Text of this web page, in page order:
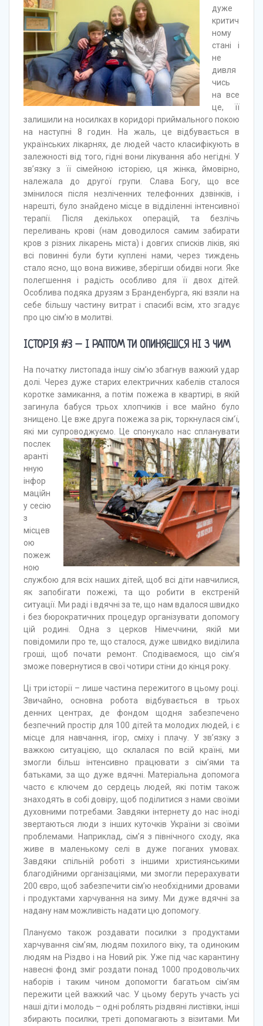
дуже
критич
ному
стані і
не
дивля
чись
на все
це, її
залишили на носилках в коридорі приймального покою
на наступні 8 годин. На жаль, це відбувається в
українських лікарнях, де людей часто класифікують в
залежності від того, гідні вони лікування або негідні. У
зв’язку з її сімейною історією, ця жінка, ймовірно,
належала до другої групи. Слава Богу, що все
змінилося після незліченних телефонних дзвінків, і
нарешті, було знайдено місце в відділенні інтенсивної
терапії. Після декількох операцій, та безлічь
переливань крові (нам доводилося самим забирати
кров з різних лікарень міста) і довгих списків ліків, які
всі повинні були бути куплені нами, через тиждень
стало ясно, що вона виживе, зберігши обидві ноги. Яке
полегшення і радість особливо для її двох дітей.
Особлива подяка друзям з Бранденбурга, які взяли на
себе більшу частину витрат і спасибі всім, хто згадує
про цю сім’ю в молитві.
ІСТОРІЯ #3 – І РАПТОМ ТИ ОПИНЯЄШСЯ НІ З ЧИМ
На початку листопада іншу сім’ю збагнув важкий удар
долі. Через дуже старих електричних кабелів сталося
коротке замикання, а потім пожежа в квартирі, в якій
загинула бабуся трьох хлопчиків і все майно було
знищено. Це вже друга пожежа за рік, торкнулася сім’ї,
які ми супроводжуємо.
Це спонукало нас спланувати
послек
аранті
нную
інфор
маційн
у сесію
з
місцев
ою
пожеж
ною
службою для всіх наших дітей, щоб всі діти навчилися,
як запобігати пожежі, та що робити в екстреній
ситуації. Ми раді і вдячні за те, що нам вдалося швидко
і без бюрократичних процедур організувати допомогу
цій родині. Одна з церков Німеччини, якій ми
повідомили про те, що сталося, дуже швидко виділила
гроші, щоб почати ремонт. Сподіваємося, що сім’я
зможе повернутися в свої чотири стіни до кінця року.
Ці три історії – лише частина пережитого в цьому році.
Звичайно, основна робота відбувається в трьох
денних центрах, де фондом щодня забезпечено
безпечний простір для 100 дітей та молодих людей, і є
місце для навчання, ігор, сміху і плачу. У зв’язку з
важкою ситуацією, що склалася по всій країні, ми
змогли більш інтенсивно працювати з сім’ями та
батьками, за що дуже вдячні.
Матеріальна допомога
часто є ключем до сердець людей, які потім також
знаходять в собі довіру, щоб поділитися з нами своїми
духовними потребами. Завдяки інтернету до нас іноді
звертаються люди з інших куточків України зі своїми
проблемами. Наприклад, сім’я з північного сходу, яка
живе в маленькому селі в дуже поганих умовах.
Завдяки спільній роботі з іншими християнськими
благодійними організаціями, ми змогли перерахувати
200 євро, щоб забезпечити сім’ю необхідними дровами
і продуктами харчування на зиму. Ми дуже вдячні за
надану нам можливість надати цю допомогу.
Плануємо також роздавати посилки з продуктами
харчування сім’ям, людям похилого віку, та одиноким
людям на Різдво і на Новий рік. Уже під час карантину
навесні фонд зміг роздати понад 1000 продовольчих
наборів і таким чином допомогти багатьом сім’ям
пережити цей важкий час. У цьому беруть участь усі
наші діти і молодь – одні роблять різдвяні листівки, інші
збирають посилки, треті допомагають з візитами. Ми